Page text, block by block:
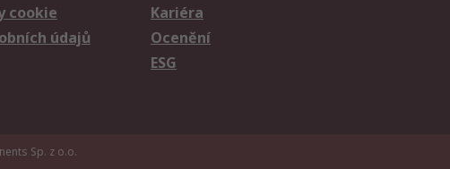
cookie
údajů
Kariéra
Ocenění
ESG
Sp. z o.o.